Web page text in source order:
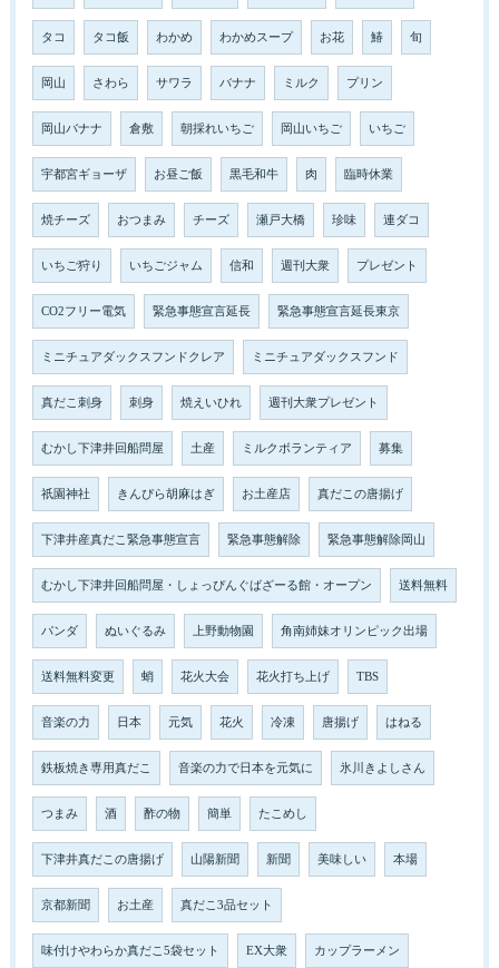
タコ タコ飯 わかめ わかめスープ お花 鰆 旬
岡山 さわら サワラ バナナ ミルク プリン
岡山バナナ 倉敷 朝採れいちご 岡山いちご いちご
宇都宮ギョーザ お昼ご飯 黒毛和牛 肉 臨時休業
焼チーズ おつまみ チーズ 瀬戸大橋 珍味 連ダコ
いちご狩り いちごジャム 信和 週刊大衆 プレゼント
CO2フリー電気 緊急事態宣言延長 緊急事態宣言延長東京
ミニチュアダックスフンドクレア ミニチュアダックスフンド
真だこ刺身 刺身 焼えいひれ 週刊大衆プレゼント
むかし下津井回船問屋 土産 ミルクボランティア 募集
祇園神社 きんぴら胡麻はぎ お土産店 真だこの唐揚げ
下津井産真だこ緊急事態宣言 緊急事態解除 緊急事態解除岡山
むかし下津井回船問屋・しょっぴんぐばざーる館・オープン 送料無料
パンダ ぬいぐるみ 上野動物園 角南姉妹オリンピック出場
送料無料変更 蛸 花火大会 花火打ち上げ TBS
音楽の力 日本 元気 花火 冷凍 唐揚げ はねる
鉄板焼き専用真だこ 音楽の力で日本を元気に 氷川きよしさん
つまみ 酒 酢の物 簡単 たこめし
下津井真だこの唐揚げ 山陽新聞 新聞 美味しい 本場
京都新聞 お土産 真だこ3品セット
味付けやわらか真だこ5袋セット EX大衆 カップラーメン